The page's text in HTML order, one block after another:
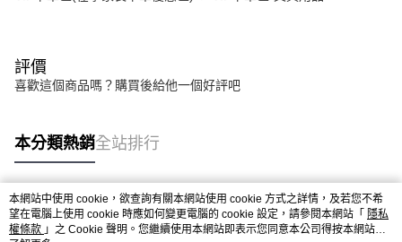
評價
喜歡這個商品嗎？購買後給他一個好評吧
本分類熱銷全站排行
熱門標籤
本網站中使用 cookie，欲查詢有關本網站使用 cookie 方式之詳情，及若您不希
望在電腦上使用 cookie 時應如何變更電腦的 cookie 設定，請參閱本網站「 隱私
權條款 」之 Cookie 聲明。您繼續使用本網站即表示您同意本公司得按本網站使